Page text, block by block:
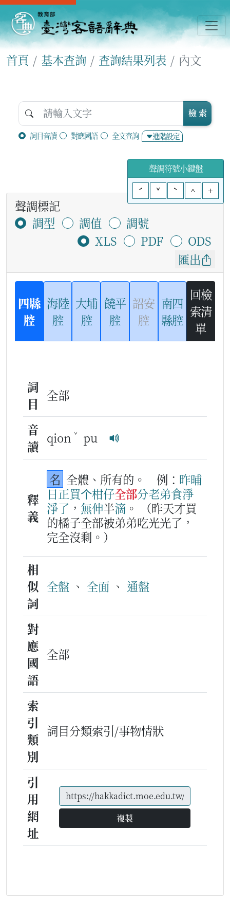
首頁 基本查詢 查詢結果列表 內文
詞目音讀 對應國語 全文查詢 進階設定
檢 索
聲調符號小鍵盤
ˊ
ˇ ˋ ^ +
聲調標記
調型
調值
調號
XLS
PDF
ODS
匯出
四縣
腔
海陸
腔
大埔
腔
饒平
腔
詔安
腔
南四
縣腔
回檢
索清
單
詞
目
全部
音
讀
qion ˇ pu
釋
義
名 全體、所有的。 例： 昨晡
日正買个柑仔全部分老弟食淨
淨了 ， 無伸半滴 。
（昨天才買
的橘子全部被弟弟吃光光了，
完全沒剩。）
相
似
詞
全盤 、 全面 、 通盤
對
應
國
語
全部
索
引
類
別
詞目分類索引/事物情狀
引
用
網
址
複製